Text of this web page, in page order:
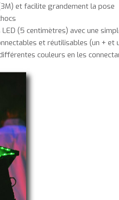
et facilite grandement la pose
(5 centimètres) avec une
et réutilisables (un + et
couleurs en les